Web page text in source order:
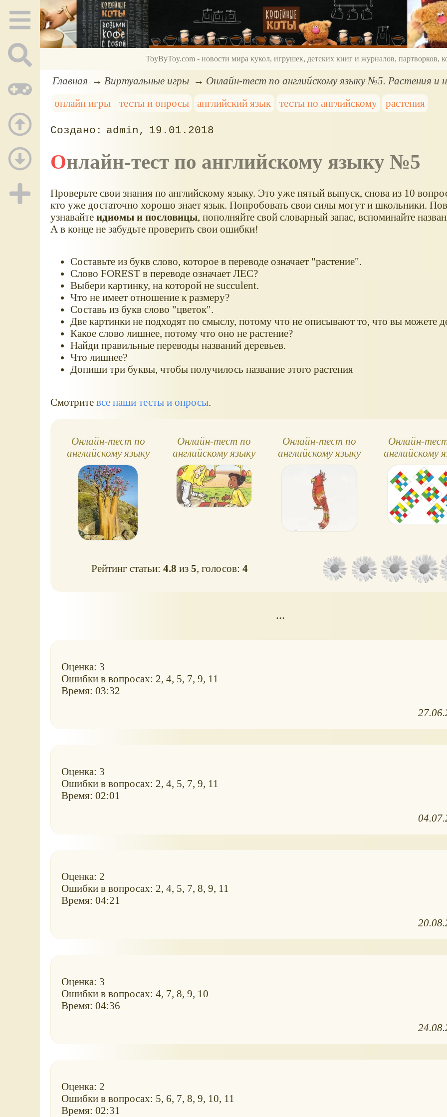
ToyByToy.com - новости мира кукол, игрушек, детских книг и журналов, партворков,
Главная Виртуальные игры
Онлайн-тест по английскому языку №5. Растения и
онлайн игры
тесты и опросы английский язык тесты по английскому растения
admin 19.01.2018
Онлайн-тест по английскому языку №5
Проверьте свои знания по английскому языку. Это уже пятый выпуск, снова из 10
кто уже достаточно хорошо знает язык. Попробовать свои силы могут и школьники.
узнавайте идиомы и пословицы, пополняйте свой словарный запас, вспоминайте
А в конце не забудьте проверить свои ошибки!
Составьте из букв слово, которое в переводе означает "растение".
Слово FOREST в переводе означает ЛЕС?
Выбери картинку, на которой не succulent.
Что не имеет отношение к размеру?
Составь из букв слово "цветок".
Две картинки не подходят по смыслу, потому что не описывают то, что вы можете
Какое слово лишнее, потому что оно не растение?
Найди правильные переводы названий деревьев.
Что лишнее?
Допиши три буквы, чтобы получилось название этого растения
Смотрите все наши тесты и опросы.
Онлайн-тест по
английскому языку
№7. Растения
Онлайн-тест по
английскому языку
№24, Spotlight, 3
класс
Онлайн-тест по
английскому языку
класс
Онлайн-
английскому
№11,
класс
Рейтинг статьи:4.8 из5, голосов:4
...
Оценка: 3
Ошибки в вопросах: 2, 4, 5, 7, 9, 11
Время: 03:32
Оценка: 3
Ошибки в вопросах: 2, 4, 5, 7, 9, 11
Время: 02:01
Оценка: 2
Ошибки в вопросах: 2, 4, 5, 7, 8, 9, 11
Время: 04:21
Оценка: 3
Ошибки в вопросах: 4, 7, 8, 9, 10
Время: 04:36
Оценка: 2
Ошибки в вопросах: 5, 6, 7, 8, 9, 10, 11
Время: 02:31